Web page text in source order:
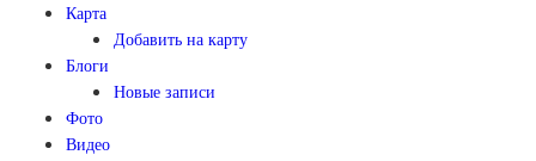
Карта
Добавить на карту
Блоги
Новые записи
Фото
Видео